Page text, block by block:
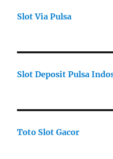
Slot Via Pulsa
Slot Deposit Pulsa
Toto Slot Gacor